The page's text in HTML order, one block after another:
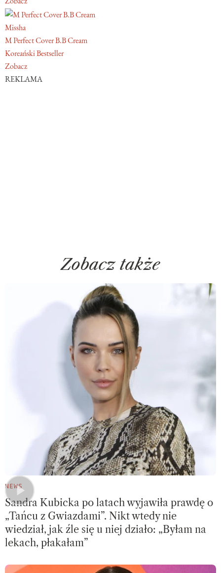
Missha
M Perfect Cover B.B Cream
Koreański Bestseller
Zobacz
REKLAMA
Zobacz także
NEWS
Sandra Kubicka po latach wyjawiła prawdę o
„Tańcu z Gwiazdami”. Nikt wtedy nie
wiedział, jak źle się u niej działo: „Byłam na
lekach, płakałam”